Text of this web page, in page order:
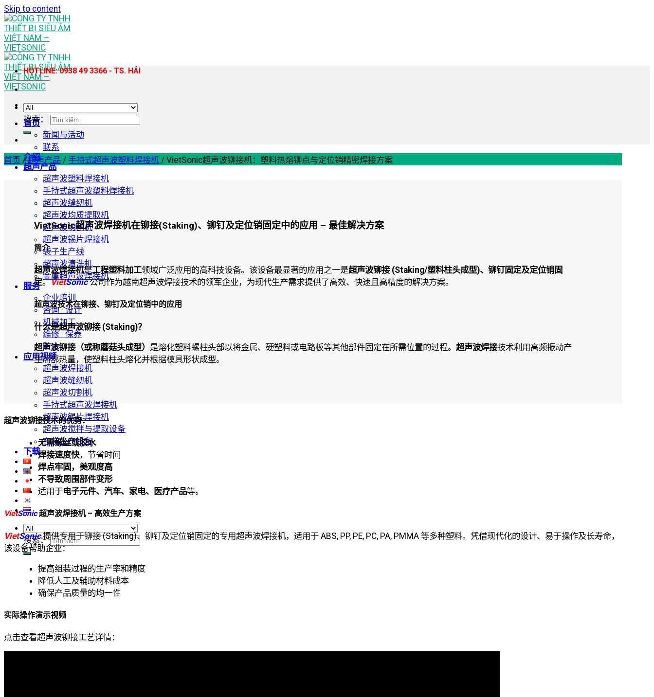
Skip to content
首页
新闻与活动
联系
介绍
超声产品
超声波塑料焊接机
手持式超声波塑料焊接机
超声波缝纫机
超声波均质提取机
超声波切割机
超声波锡片焊接机
袋子生产线
超声波清洗机
金属超声波焊接机
服务
企业培训
咨询 · 设计
机械加工
维修 · 保养
防水
应用视频
超声波焊接机
超声波缝纫机
超声波切割机
手持式超声波焊接机
超声波锡片焊接机
超声波搅拌与提取设备
布袋生产设备
下载
搜索：
HOTLINE: 0938 49 3366 - TS. HẢI
搜索：
首页 / 超声产品 / 手持式超声波塑料焊接机 / VietSonic超声波铆接机：塑料热熔铆点与定位销精密焊接方案
VietSonic超声波焊接机在铆接(Staking)、铆钉及定位销固定中的应用 – 最佳解决方案
简介
超声波焊接机是工程塑料加工领域广泛应用的高科技设备。该设备最显著的应用之一是超声波铆接 (Staking/塑料柱头成型)、铆钉固定及定位销固
定。VietSonic公司作为越南超声波焊接技术的领军企业，为现代生产需求提供了高效、快速且高精度的解决方案。
超声波技术在铆接、铆钉及定位销中的应用
什么是超声波铆接 (Staking)？
超声波铆接（或称蘑菇头成型） 是熔化塑料螺柱头部以将金属、硬塑料或电路板等其他部件固定在所需位置的过程。 超声波焊接技术利用高频振动产
生局部热量，使塑料柱头熔化并根据模具形状成型。
超声波铆接技术的优势：
无需螺丝或胶水
焊接速度快，节省时间
焊点牢固，美观度高
不导致周围部件变形
适用于电子元件、汽车、家电、医疗产品等。
VietSonic超声波焊接机 – 高效生产方案
VietSonic提供专用于铆接 (Staking)、铆钉及定位销固定的专用超声波焊接机，适用于 ABS, PP, PE, PC, PA, PMMA 等多种塑料。凭借现代化的设计、易于操作及长寿命，
该设备帮助企业：
提高组装过程的生产率和精度
降低人工及辅助材料成本
确保产品质量的均一性
实际操作演示视频
点击查看超声波铆接工艺详情：